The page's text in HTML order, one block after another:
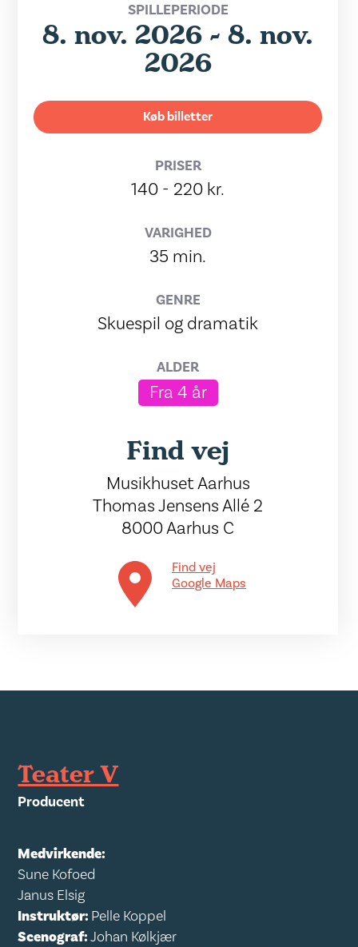
SPILLEPERIODE
8. nov. 2026 - 8. nov.
2026
Køb billetter
PRISER
140 - 220 kr.
VARIGHED
35 min.
GENRE
Skuespil og dramatik
ALDER
Fra 4 år
Find vej
Musikhuset Aarhus
Thomas Jensens Allé 2
8000 Aarhus C
Find vej
Google Maps
Teater V
Producent
Medvirkende:
Sune Kofoed
Janus Elsig
Instruktør: Pelle Koppel
Scenograf:Johan Kølkjær